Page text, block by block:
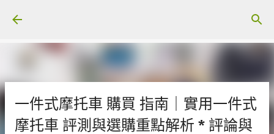
一件式摩托車 購買 指南｜實用一件式
摩托車 評測與選購重點解析 * 評論與